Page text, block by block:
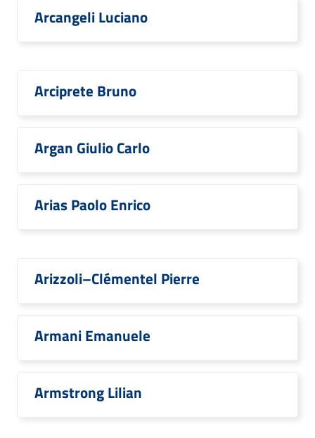
Arcangeli Luciano
Arciprete Bruno
Argan Giulio Carlo
Arias Paolo Enrico
Arizzoli–Clémentel Pierre
Armani Emanuele
Armstrong Lilian